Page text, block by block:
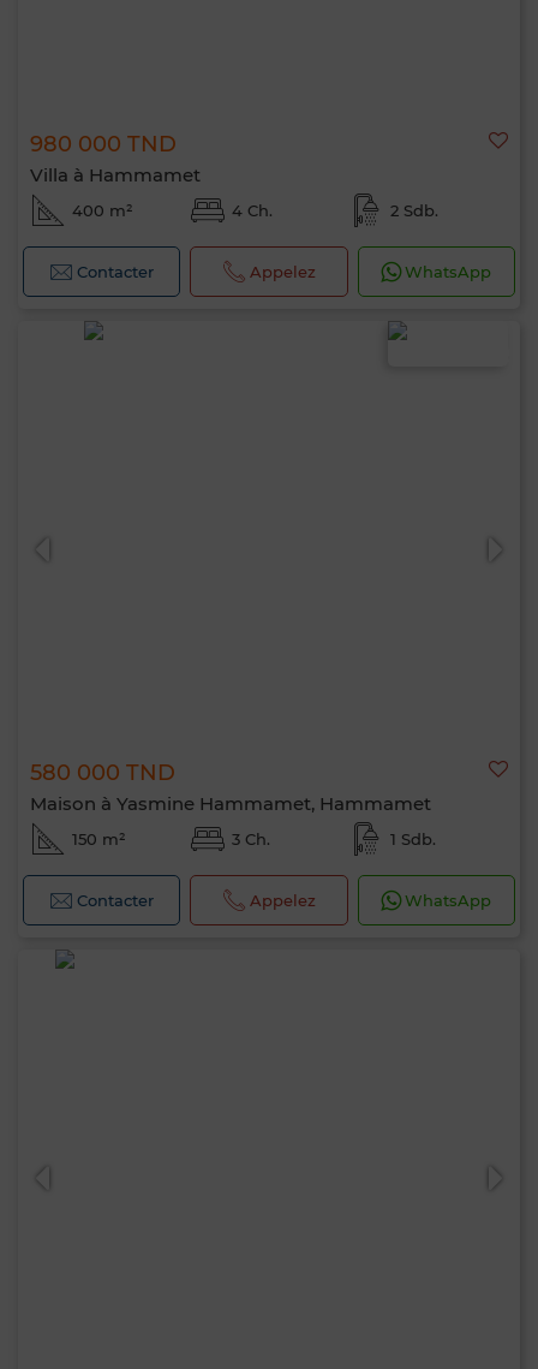
980 000 TND
Villa à Hammamet
400 m² 4 Ch. 2 Sdb.
Contacter Appelez WhatsApp
580 000 TND
Maison à Yasmine Hammamet, Hammamet
150 m² 3 Ch. 1 Sdb.
Contacter Appelez WhatsApp